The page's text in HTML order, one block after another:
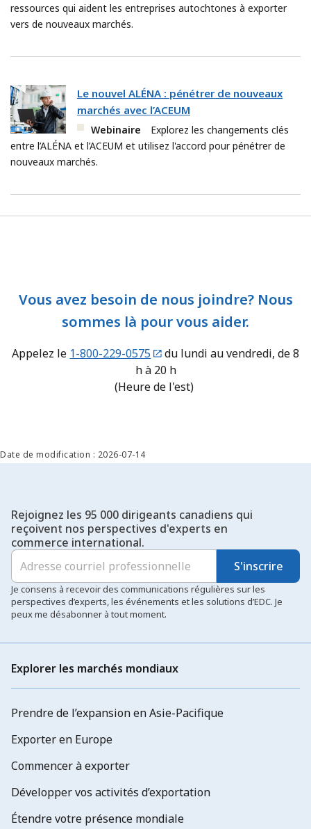
ressources qui aident les entreprises autochtones à exporter
vers de nouveaux marchés.
Le nouvel ALÉNA : pénétrer de nouveaux
marchés avec l’ACEUM
Webinaire
Explorez les changements clés
entre l’ALÉNA et l’ACEUM et utilisez l'accord pour pénétrer de
nouveaux marchés.
Vous avez besoin de nous joindre? Nous
sommes là pour vous aider.
Appelez le 1-800-229-0575
du lundi au vendredi, de 8
h à 20 h
(Heure de l'est)
Date de modification : 2026-07-14
Rejoignez les 95 000 dirigeants canadiens qui
reçoivent nos perspectives d'experts en
commerce international.
S'inscrire
Je consens à recevoir des communications régulières sur les
perspectives d’experts, les événements et les solutions d’EDC. Je
peux me désabonner à tout moment.
Explorer les marchés mondiaux
Prendre de l’expansion en Asie-Pacifique
Exporter en Europe
Commencer à exporter
Développer vos activités d’exportation
Étendre votre présence mondiale